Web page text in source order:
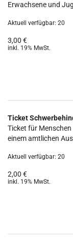
Erwachsene und
Aktuell verfügbar: 20
3,00 €
inkl. 19% MwSt.
Ticket
Ticket für
einem amtlichen
Aktuell verfügbar: 20
2,00 €
inkl. 19% MwSt.